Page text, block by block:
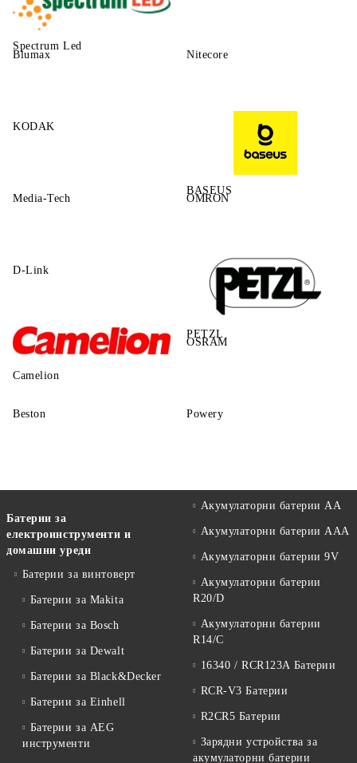
Spectrum Led
Blumax Nitecore
KODAK
BASEUS
Media-Tech OMRON
D-Link
PETZL
Camelion
OSRAM
Beston Powery
Батерии за
електроинструменти и
домашни уреди
Батерии за винтоверт
Батерии за Makita
Батерии за Bosch
Батерии за Dewalt
Батерии за Black&Decker
Батерии за Einhell
Батерии за AEG
инструменти
Акумулаторни батерии АА
Акумулаторни батерии AAA
Акумулаторни батерии 9V
Акумулаторни батерии
R20/D
Акумулаторни батерии
R14/C
16340 / RCR123A Батерии
RCR-V3 Батерии
R2CR5 Батерии
Зарядни устройства за
акумулаторни батерии